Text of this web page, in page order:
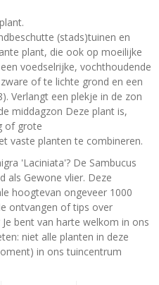
(stads)tuinen en
plant, die ook op moeilijke
voedselrijke, vochthoudende
of te lichte grond en een
Verlangt een plekje in de zon
middagzon Deze plant is,
of grote
vaste planten te combineren.
'Laciniata'? De Sambucus
als Gewone vlier. Deze
hoogtevan ongeveer 1000
ontvangen of tips over
bent van harte welkom in ons
niet alle planten in deze
in ons tuincentrum